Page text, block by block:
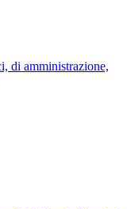
di amministrazione,